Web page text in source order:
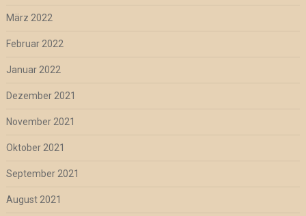
März 2022
Februar 2022
Januar 2022
Dezember 2021
November 2021
Oktober 2021
September 2021
August 2021